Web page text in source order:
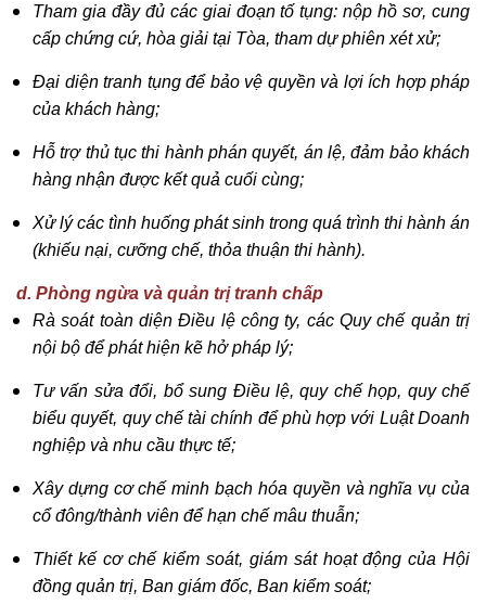
Tham gia đầy đủ các giai đoạn tố tụng: nộp hồ sơ, cung
cấp chứng cứ, hòa giải tại Tòa, tham dự phiên xét xử;
Đại diện tranh tụng để bảo vệ quyền và lợi ích hợp pháp
của khách hàng;
Hỗ trợ thủ tục thi hành phán quyết, án lệ, đảm bảo khách
hàng nhận được kết quả cuối cùng;
Xử lý các tình huống phát sinh trong quá trình thi hành án
(khiếu nại, cưỡng chế, thỏa thuận thi hành).
d. Phòng ngừa và quản trị tranh chấp
Rà soát toàn diện Điều lệ công ty, các Quy chế quản trị
nội bộ để phát hiện kẽ hở pháp lý;
Tư vấn sửa đổi, bổ sung Điều lệ, quy chế họp, quy chế
biểu quyết, quy chế tài chính để phù hợp với Luật Doanh
nghiệp và nhu cầu thực tế;
Xây dựng cơ chế minh bạch hóa quyền và nghĩa vụ của
cổ đông/thành viên để hạn chế mâu thuẫn;
Thiết kế cơ chế kiểm soát, giám sát hoạt động của Hội
đồng quản trị, Ban giám đốc, Ban kiểm soát;